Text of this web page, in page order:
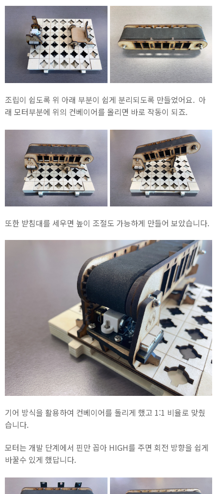
조립이 쉽도록 위 아래 부분이 쉽게 분리되도록 만들었어요. 아
래 모터부분에 위의 컨베이어를 올리면 바로 작동이 되죠.
또한 받침대를 세우면 높이 조절도 가능하게 만들어 보았습니다.
기어 방식을 활용하여 컨베이어를 돌리게 했고 1:1 비율로 맞췄
습니다.
모터는 개발 단계에서 핀만 꼽아 HIGH를 주면 회전 방향을 쉽게
바꿀수 있게 했답니다.